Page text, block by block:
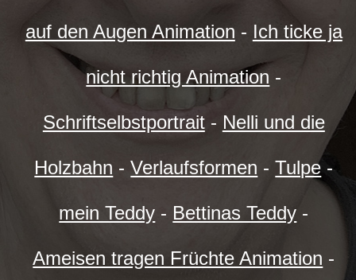
auf den Augen Animation - Ich ticke ja
nicht richtig Animation -
Schriftselbstportrait- Nelli und die
Holzbahn -Verlaufsformen -Tulpe -
mein Teddy - Bettinas Teddy -
Ameisen tragen Früchte Animation -